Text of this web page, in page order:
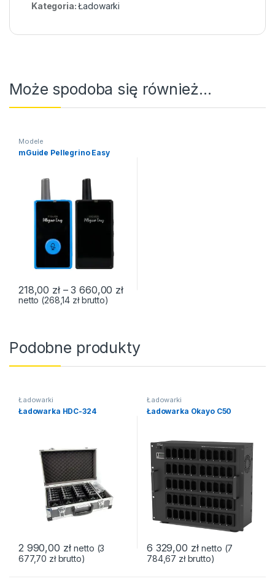
Kategoria:Ładowarki
Może spodoba się również…
Modele
mGuide Pellegrino Easy
218,00 zł – 3 660,00 złZakres cen: od 218,00 zł do 3
netto (268,14 złbrutto)
Podobne produkty
Ładowarki
Ładowarka HDC-324
2 990,00 zł netto (3
677,70 złbrutto)
Ładowarki
Ładowarka Okayo C50
6 329,00 zł netto (7
784,67 złbrutto)